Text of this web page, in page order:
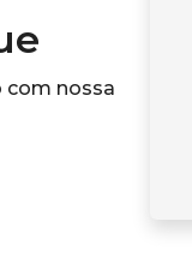
com nossa